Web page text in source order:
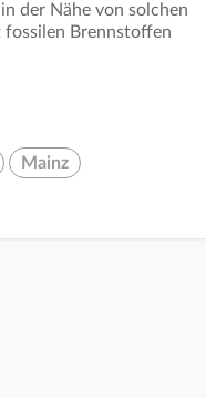
der Nähe von solchen
fossilen Brennstoffen
Mainz